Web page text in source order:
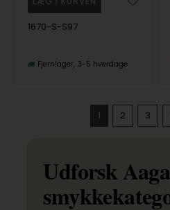
1670-S-S97
Fjernlager 3-5 hverdage
1 2 3
Udforsk